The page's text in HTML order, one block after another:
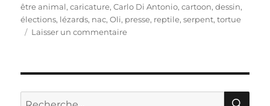
le
être animal,caricature,Carlo Di Antonio,cartoon,dessin,
élections, lézards, nac,Oli, presse, reptile,serpent,tortue
Laisser un commentairesur
en
Recherche